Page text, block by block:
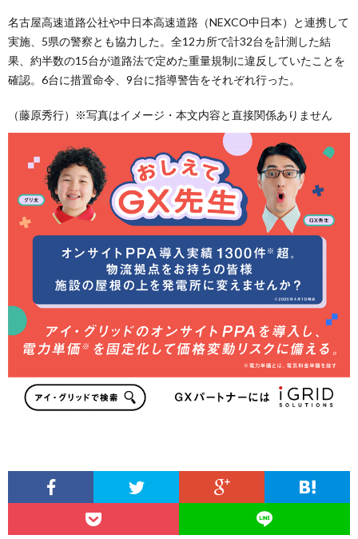
名古屋高速道路公社や中日本高速道路（NEXCO中日本）と連携して
実施、5県の警察とも協力した。全12カ所で計32台を計測した結
果、約半数の15台が道路法で定めた重量規制に違反していたことを
確認。6台に措置命令、9台に指導警告をそれぞれ行った。
（藤原秀行）※写真はイメージ・本文内容と直接関係ありません